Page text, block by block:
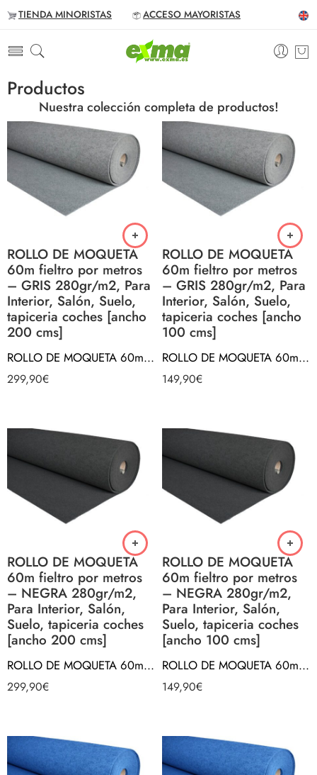
TIENDA MINORISTAS ACCESO MAYORISTAS
Productos
Nuestra colección completa de productos!
ROLLO DE MOQUETA
60m fieltro por metros
– GRIS 280gr/m2, Para
Interior, Salón, Suelo,
tapiceria coches [ancho
200 cms]
ROLLO DE MOQUETA 60m fieltro por metros – GRIS 280gr/m2, Para Interior, Salón, Suelo, tapiceria coches [ancho 200 cms]
299,90€
ROLLO DE MOQUETA
60m fieltro por metros
– GRIS 280gr/m2, Para
Interior, Salón, Suelo,
tapiceria coches [ancho
100 cms]
ROLLO DE MOQUETA 60m fieltro por metros – GRIS 280gr/m2, Para Interior, Salón, Suelo, tapiceria coches [ancho 100 cms]
149,90€
ROLLO DE MOQUETA
60m fieltro por metros
– NEGRA 280gr/m2,
Para Interior, Salón,
Suelo, tapiceria coches
[ancho 200 cms]
ROLLO DE MOQUETA 60m fieltro por metros – NEGRA 280gr/m2, Para Interior, Salón, Suelo, tapiceria coches [ancho 200 cms]
299,90€
ROLLO DE MOQUETA
60m fieltro por metros
– NEGRA 280gr/m2,
Para Interior, Salón,
Suelo, tapiceria coches
[ancho 100 cms]
ROLLO DE MOQUETA 60m fieltro por metros – NEGRA 280gr/m2, Para Interior, Salón, Suelo, tapiceria coches [ancho 100 cms]
149,90€